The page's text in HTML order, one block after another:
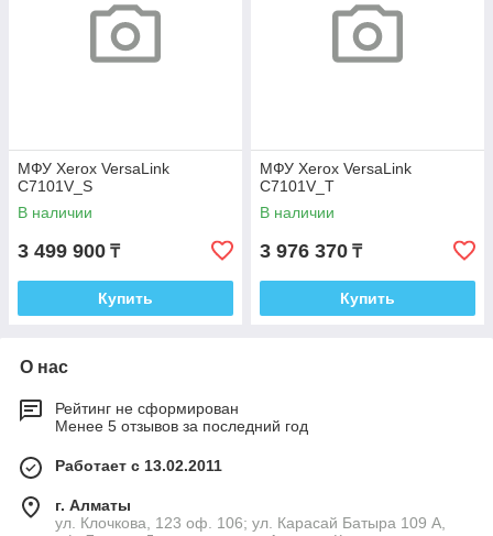
МФУ Xerox VersaLink
C7101V_S
В наличии
3 499 900 ₸
Купить
МФУ Xerox VersaLink
C7101V_T
В наличии
3 976 370 ₸
Купить
О нас
Рейтинг не сформирован
Менее 5 отзывов за последний год
Работает с 13.02.2011
г. Алматы
ул. Клочкова, 123 оф. 106; ул. Карасай Батыра 109 А,